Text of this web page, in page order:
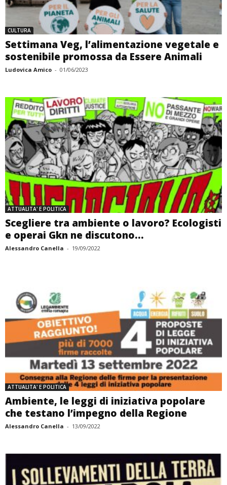
CULTURA
Settimana Veg, l’alimentazione vegetale e
sostenibile promossa da Essere Animali
Ludovica Amico - 01/06/2023
ATTUALITA' E POLITICA
Scegliere tra ambiente o lavoro? Ecologisti
e operai Gkn ne discutono...
Alessandro Canella - 19/09/2022
ATTUALITA' E POLITICA
Ambiente, le leggi di iniziativa popolare
che testano l’impegno della Regione
Alessandro Canella - 13/09/2022